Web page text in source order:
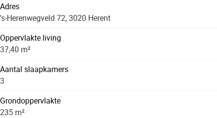
Adres
's-Herenwegveld 72, 3020 Herent
Oppervlakte living
37,40 m²
Aantal slaapkamers
3
Grondoppervlakte
235 m²